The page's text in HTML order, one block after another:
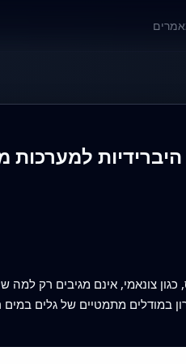
למערכות
כגון צונאמי, אינם מגיבים רק
במודלים מתמטיים של גלים